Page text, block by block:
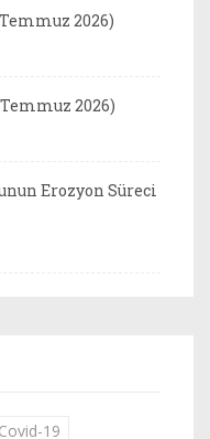
2026)
2026)
Erozyon Süreci
Covid-19